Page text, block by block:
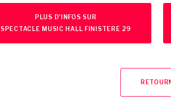
PLUS D'INFOS SUR
SPECTACLE MUSIC HALL FINISTERE 29